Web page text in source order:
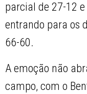
parcial de 27-12
entrando para os
66-60.
A emoção não
campo, com o